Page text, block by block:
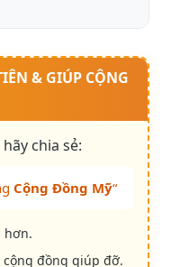
& GIÚP CỘNG
chia sẻ:
Cộng Đồng Mỹ“
hơn.
đồng giúp đỡ.